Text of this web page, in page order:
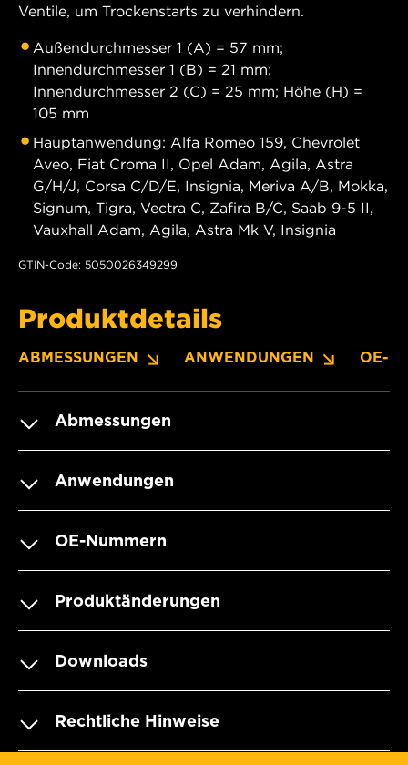
Ventile, um Trockenstarts zu verhindern.
Außendurchmesser 1 (A) = 57 mm;
Innendurchmesser 1 (B) = 21 mm;
Innendurchmesser 2 (C) = 25 mm; Höhe (H) =
105 mm
Hauptanwendung: Alfa Romeo 159, Chevrolet
Aveo, Fiat Croma II, Opel Adam, Agila, Astra
G/H/J, Corsa C/D/E, Insignia, Meriva A/B, Mokka,
Signum, Tigra, Vectra C, Zafira B/C, Saab 9-5 II,
Vauxhall Adam, Agila, Astra Mk V, Insignia
GTIN-Code: 5050026349299
Produktdetails
ABMESSUNGEN ANWENDUNGEN OE-
Abmessungen
Anwendungen
OE-Nummern
Produktänderungen
Downloads
Rechtliche Hinweise